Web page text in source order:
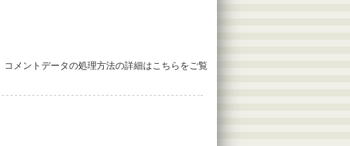
コメントデータの処理方法の詳細はこちらをご覧